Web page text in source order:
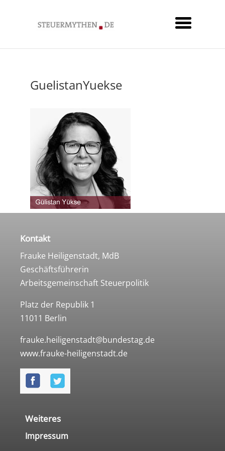
GuelistanYuekse
Kontakt
Frauke Heiligenstadt, MdB
Geschäftsführerin
Arbeitsgemeinschaft Steuerpolitik
Platz der Republik 1
11011 Berlin
frauke.heiligenstadt@bundestag.de
www.frauke-heiligenstadt.de
Weiteres
Impressum